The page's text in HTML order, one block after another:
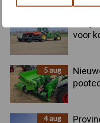
Sidebar
voor
5 aug
4 aug